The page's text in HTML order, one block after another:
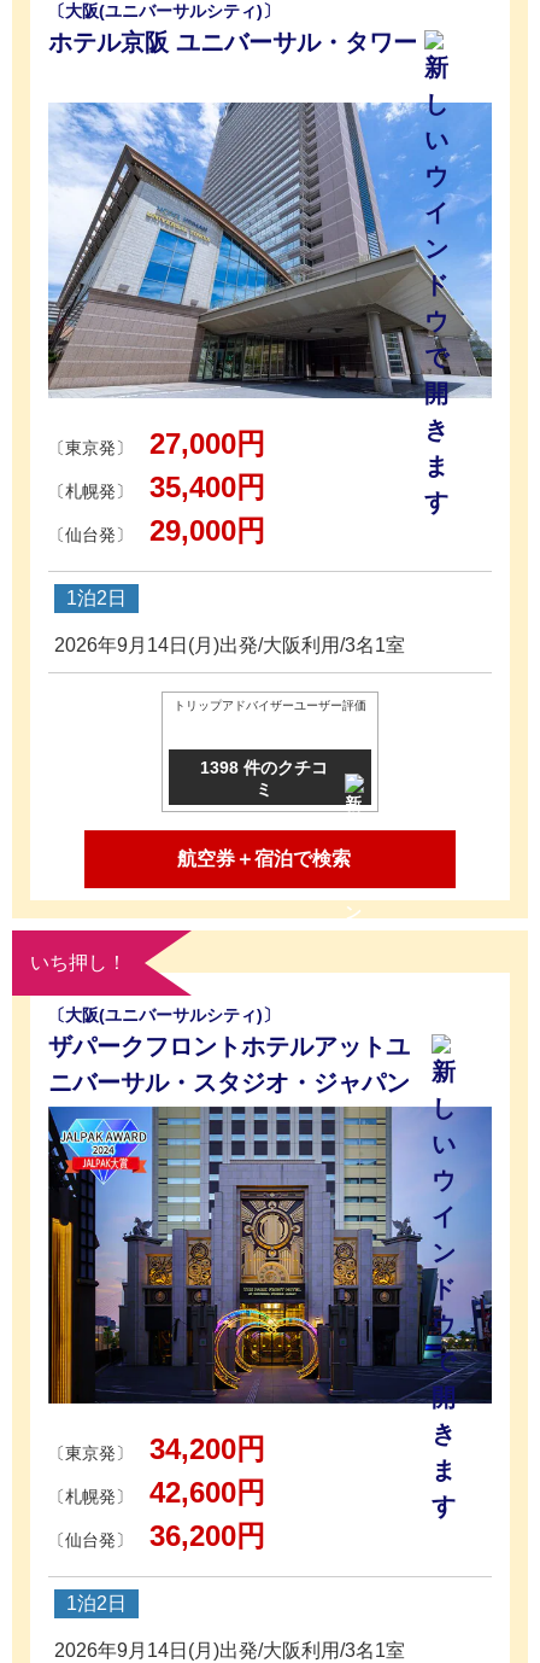
〔大阪(ユニバーサルシティ)〕
ホテル京阪 ユニバーサル・タワー
〔東京発〕 27,000円
〔札幌発〕 35,400円
〔仙台発〕 29,000円
1泊2日
2026年9月14日(月)出発/大阪利用/3名1室
トリップアドバイザーユーザー評価
1398 件のクチコ
ミ
航空券＋宿泊で検索
いち押し！
〔大阪(ユニバーサルシティ)〕
ザパークフロントホテルアットユ
ニバーサル・スタジオ・ジャパン
〔東京発〕 34,200円
〔札幌発〕 42,600円
〔仙台発〕 36,200円
1泊2日
2026年9月14日(月)出発/大阪利用/3名1室